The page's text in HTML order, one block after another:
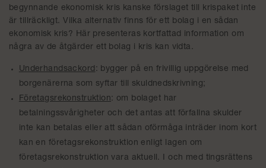
begynnande ekonomisk kris kanske förslaget till krispaket inte
är tillräckligt. Vilka alternativ finns för ett bolag i en sådan
ekonomisk kris? Här presenteras kortfattad information om
några av de åtgärder ett bolag i kris kan vidta.
Underhandsackord : bygger på en frivillig uppgörelse med
borgenärerna som syftar till skuldnedskrivning;
Företagsrekonstruktion: om bolaget har
betalningssvårigheter och det antas att förfallna skulder
inte kan betalas eller att sådan oförmåga inträder inom kort
kan en företagsrekonstruktion enligt lagen om
företagsrekonstruktion vara aktuell. I och med tingsrättens